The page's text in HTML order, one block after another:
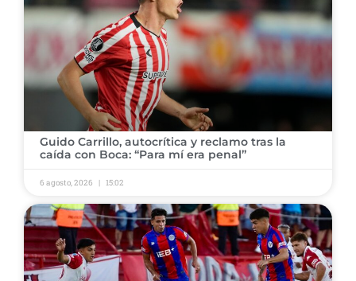
​Guido Carrillo, autocrítica y reclamo tras la
caída con Boca: “Para mí era penal”
6 agosto, 2026 15:02